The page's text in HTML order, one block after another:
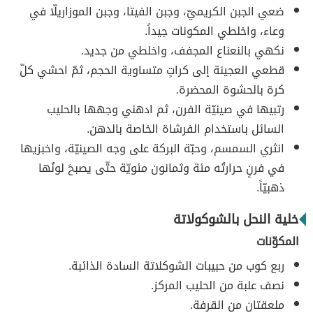
ضعي الجبن الكريميّ، وجبن الفيتا، وجبن الموزاريلّا في
وعاء، واخلطي المكونات جيداً.
نكهي بالنعناع المجفف، واخلطي من جديد.
قطعي العجينة إلى كراتٍ متساوية الحجم، ثمّ احشي كلّ
كرة بالحشوة المحضرة.
رتبيها في صينيّة الفرن، ثم ادهني وجهها بالحليب
السائل باستخدام الفرشاة الخاصة بالدهن.
انثري السمسم، وحبّة البركة على وجه الصينيّة، واخبزيها
في فرنٍ حرارتُه مئة وثمانون مئويّة حتّى يصبحَ لونُها
ذهبيّاً.
خلية النحل بالشوكولاتة
المكوّنات
ربع كوب من حبيبات الشوكلاتة السادة الذائبة.
نصف علبة من الحليب المركز.
ملعقتان من القرفة.